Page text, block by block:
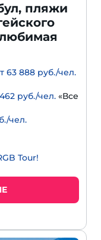
пляжи
63 888 руб./чел.
руб./чел. «Все
чел.
Tour!